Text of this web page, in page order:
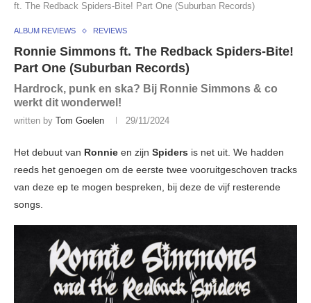
ft. The Redback Spiders-Bite! Part One (Suburban Records)
ALBUM REVIEWS REVIEWS
Ronnie Simmons ft. The Redback Spiders-Bite!
Part One (Suburban Records)
Hardrock, punk en ska? Bij Ronnie Simmons & co
werkt dit wonderwel!
written by Tom Goelen 29/11/2024
Het debuut van Ronnie en zijn Spiders is net uit. We hadden
reeds het genoegen om de eerste twee vooruitgeschoven tracks
van deze ep te mogen bespreken, bij deze de vijf resterende
songs.